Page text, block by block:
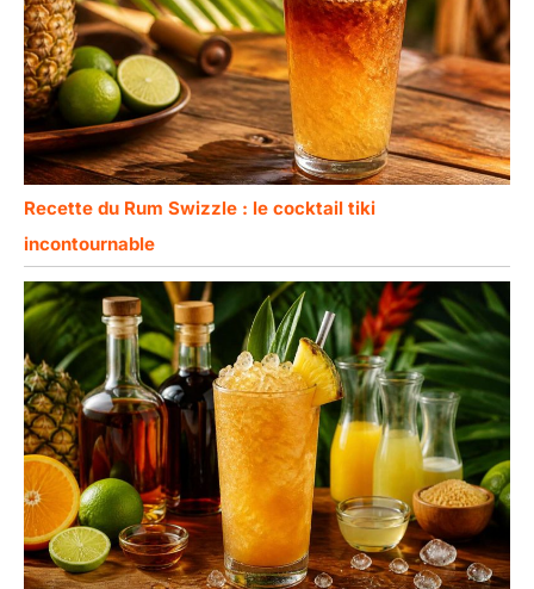
Recette du Rum Swizzle : le cocktail tiki
incontournable